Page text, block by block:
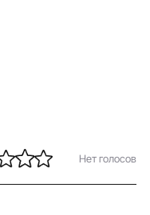
Нет голосов